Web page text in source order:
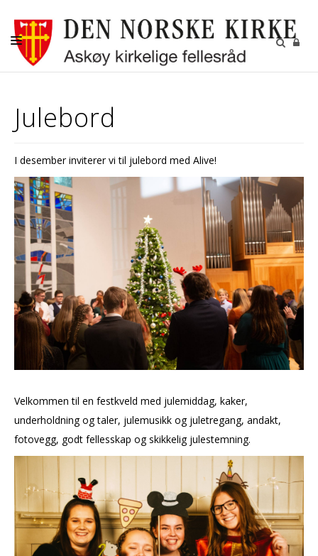
KALENDER
BARN
DIAKONI
UNGDOM
MENIGHETSBLADET
Julebord
I desember inviterer vi til julebord med Alive!
Velkommen til en festkveld med julemiddag, kaker,
underholdning og taler, julemusikk og juletregang, andakt,
fotovegg, godt fellesskap og skikkelig julestemning.